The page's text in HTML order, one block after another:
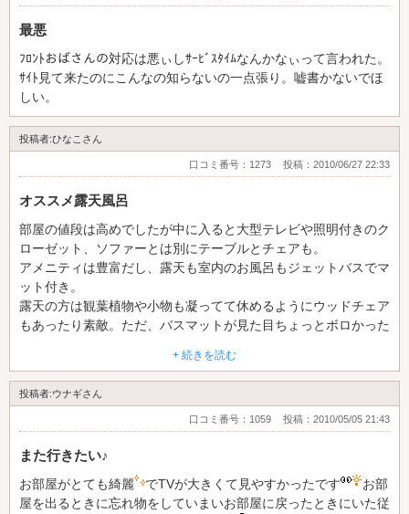
最悪
ﾌﾛﾝﾄおばさんの対応は悪ぃしｻｰﾋﾞｽﾀｲﾑなんかなぃって言われた。
ｻｲﾄ見て来たのにこんなの知らないの一点張り。嘘書かないでほ
しい。
投稿者:ひなこさん
口コミ番号：1273 投稿：2010/06/27 22:33
オススメ露天風呂
部屋の値段は高めでしたが中に入ると大型テレビや照明付きのク
ローゼット、ソファーとは別にテーブルとチェアも。
アメニティは豊富だし、露天も室内のお風呂もジェットバスでマ
ット付き。
露天の方は観葉植物や小物も凝ってて休めるようにウッドチェア
もあったり素敵。ただ、バスマットが見た目ちょっとボロかった
かなぁ…
あと注文はリモコンでしたが、いつまでたっても来ないので電話
してみると注文受ける機器が外れていたとかなんとか…
フリータイムの利用だったので次は宿泊で夜の露天風呂入りに行
+ 続きを読む
投稿者:ウナギさん
口コミ番号：1059 投稿：2010/05/05 21:43
また行きたい♪
お部屋がとても綺麗 でTVが大きくて見やすかったです
お部
屋を出るときに忘れ物をしていまいお部屋に戻ったときにいた従